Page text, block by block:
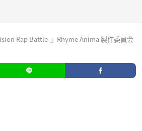
Rap Battle-』Rhyme Anima 製作委員会